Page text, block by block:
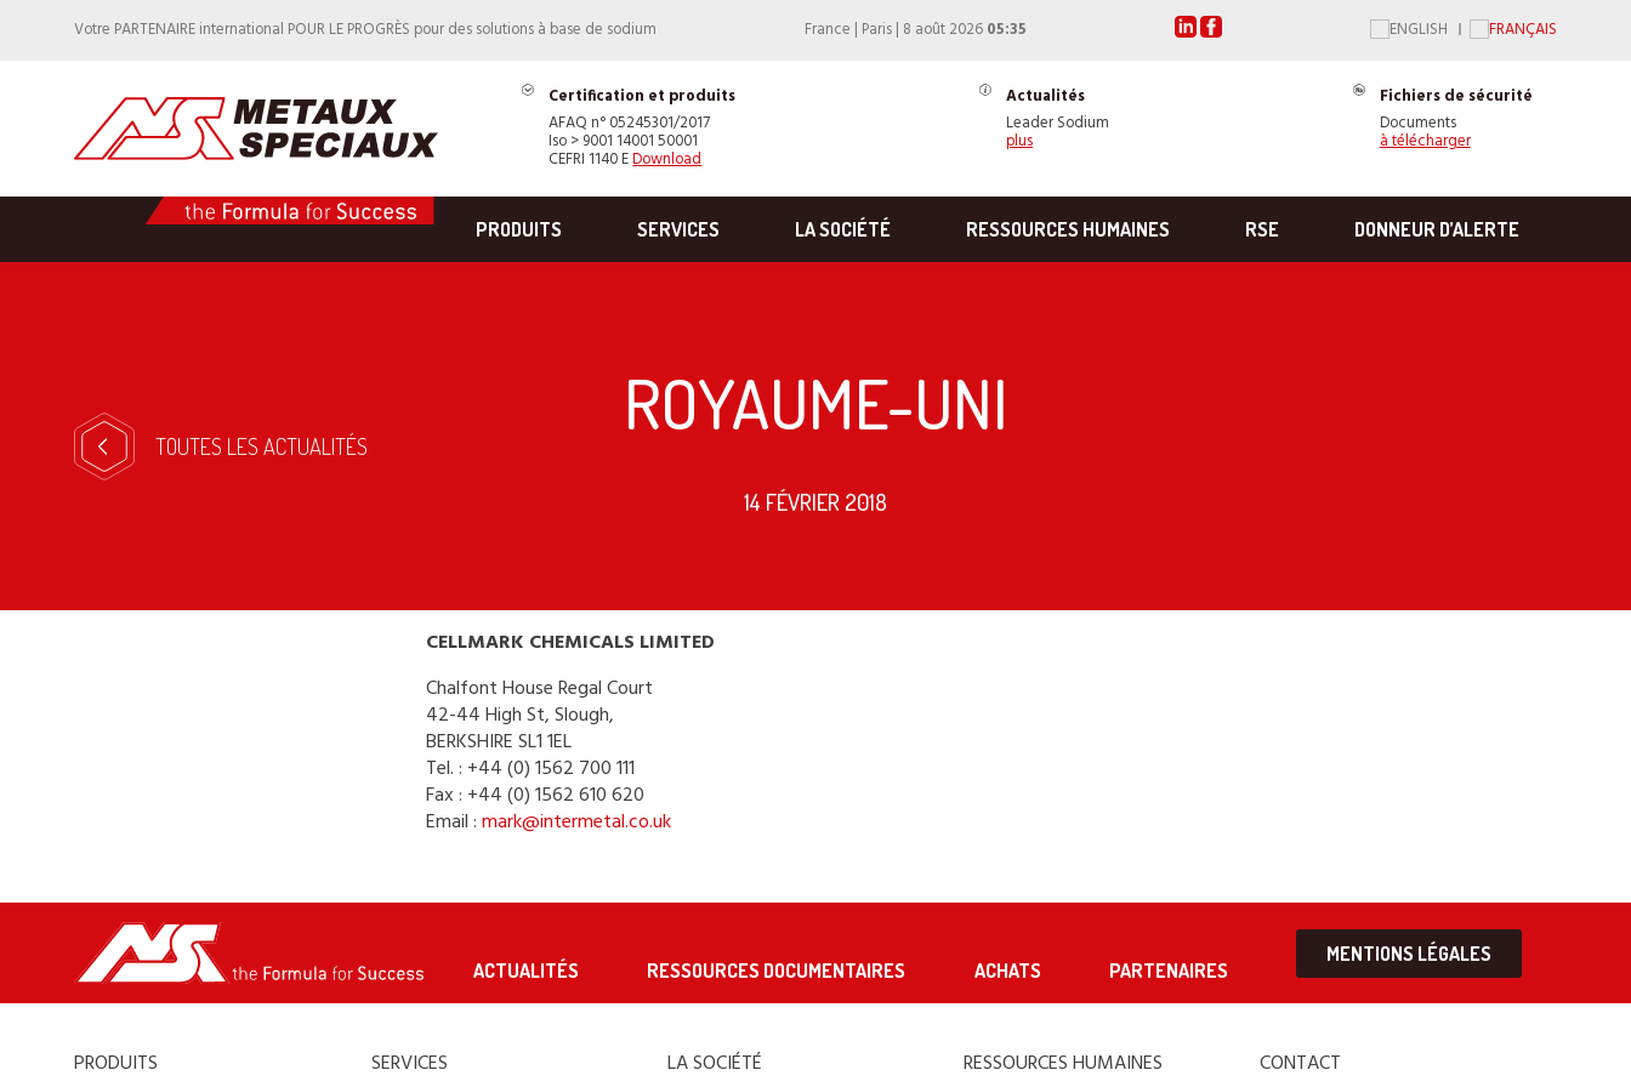
Votre PARTENAIRE international POUR LE PROGRÈS pour des solutions à base de sodium France | Paris | 8 août 202605:35
Certification et produits
AFAQ n° 05245301/2017
Iso > 9001 14001 50001
CEFRI 1140 EDownload
Actualités
Leader Sodium
plus
Fichiers de sécurité
Documents
à télécharger
PRODUITS SERVICES LA SOCIÉTÉ RESSOURCES HUMAINES RSE DONNEUR D’ALERTE
TOUTES LES ACTUALITÉS
ROYAUME-UNI
14 FÉVRIER 2018
CELLMARK CHEMICALS LIMITED
Chalfont House Regal Court
42-44 High St, Slough,
BERKSHIRE SL1 1EL
Tel. : +44 (0) 1562 700 111
Fax : +44 (0) 1562 610 620
Email :mark@intermetal.co.uk
ACTUALITÉS RESSOURCES DOCUMENTAIRES ACHATS PARTENAIRES
MENTIONS LÉGALES
PRODUITS SERVICES LA SOCIÉTÉ RESSOURCES HUMAINES CONTACT